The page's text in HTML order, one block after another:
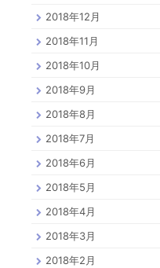
2018年12月
2018年11月
2018年10月
2018年9月
2018年8月
2018年7月
2018年6月
2018年5月
2018年4月
2018年3月
2018年2月